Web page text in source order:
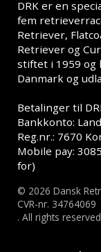
DRK er en
fem
Retriever,
Retriever og
stiftet i 1959 og
Danmark og
Betalinger til
Bankkonto:
Reg.nr.: 7670
Mobile pay:
for)
© 2026 Dansk
CVR-nr. 34764069
. All rights